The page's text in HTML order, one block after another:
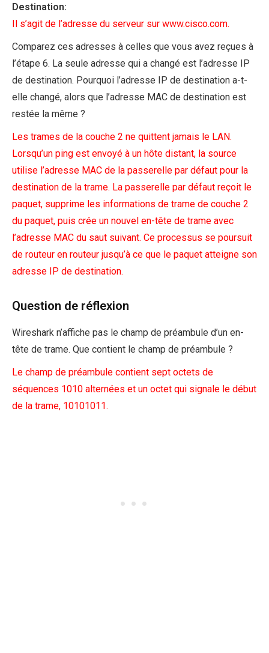
Destination:
Il s’agit de l’adresse du serveur sur www.cisco.com.
Comparez ces adresses à celles que vous avez reçues à
l’étape 6. La seule adresse qui a changé est l’adresse IP
de destination. Pourquoi l’adresse IP de destination a-t-
elle changé, alors que l’adresse MAC de destination est
restée la même ?
Les trames de la couche 2 ne quittent jamais le LAN.
Lorsqu’un ping est envoyé à un hôte distant, la source
utilise l’adresse MAC de la passerelle par défaut pour la
destination de la trame. La passerelle par défaut reçoit le
paquet, supprime les informations de trame de couche 2
du paquet, puis crée un nouvel en-tête de trame avec
l’adresse MAC du saut suivant. Ce processus se poursuit
de routeur en routeur jusqu’à ce que le paquet atteigne son
adresse IP de destination.
Question de réflexion
Wireshark n’affiche pas le champ de préambule d’un en-
tête de trame. Que contient le champ de préambule ?
Le champ de préambule contient sept octets de
séquences 1010 alternées et un octet qui signale le début
de la trame, 10101011.